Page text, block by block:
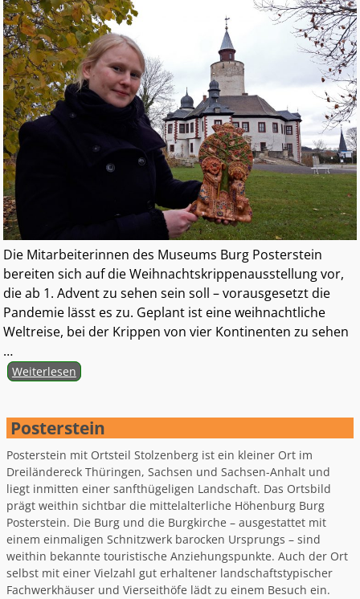
Die Mitarbeiterinnen des Museums Burg Posterstein
bereiten sich auf die Weihnachtskrippenausstellung vor,
die ab 1. Advent zu sehen sein soll – vorausgesetzt die
Pandemie lässt es zu. Geplant ist eine weihnachtliche
Weltreise, bei der Krippen von vier Kontinenten zu sehen
…
Weiterlesen
Posterstein
Posterstein mit Ortsteil Stolzenberg ist ein kleiner Ort im
Dreiländereck Thüringen, Sachsen und Sachsen-Anhalt und
liegt inmitten einer sanfthügeligen Landschaft. Das Ortsbild
prägt weithin sichtbar die mittelalterliche Höhenburg Burg
Posterstein. Die Burg und die Burgkirche – ausgestattet mit
einem einmaligen Schnitzwerk barocken Ursprungs – sind
weithin bekannte touristische Anziehungspunkte. Auch der Ort
selbst mit einer Vielzahl gut erhaltener landschaftstypischer
Fachwerkhäuser und Vierseithöfe lädt zu einem Besuch ein.